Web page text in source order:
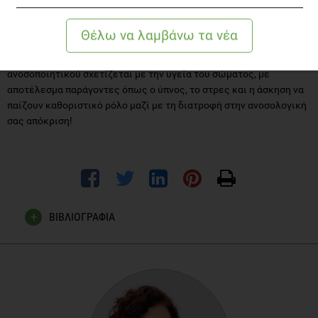
ανοσοποιητικού σχετίζεται με την υγεία του σώματος, με
αποτέλεσμα παράγοντες όπως ο ύπνος, το στρες και η άσκηση να
παίζουν καθοριστικό ρόλο μαζί με τη διατροφή στην ανοσολογική
σας απόκριση!
ΒΙΒΛΙΟΓΡΑΦΙΑ
10.3390/jcm7090258